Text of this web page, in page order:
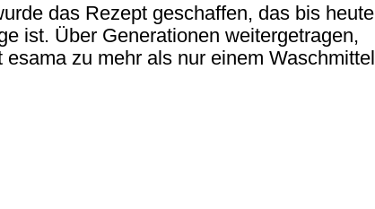
das Rezept geschaffen, das bis heute
ist. Über Generationen weitergetragen,
zu mehr als nur einem